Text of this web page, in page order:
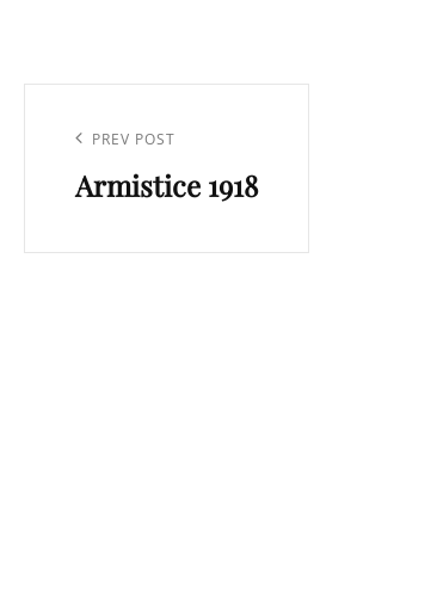
l’article
Previous
Post
PREV POST
Armistice 1918